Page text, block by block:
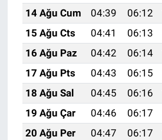
14 Ağu Cum
04:39 06:12
15 Ağu Cts
04:41 06:13
16 Ağu Paz
04:42 06:14
17 Ağu Pts
04:43 06:15
18 Ağu Sal
04:45 06:16
19 Ağu Çar
04:46 06:17
20 Ağu Per
04:47 06:17